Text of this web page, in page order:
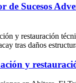
de Sucesos
y